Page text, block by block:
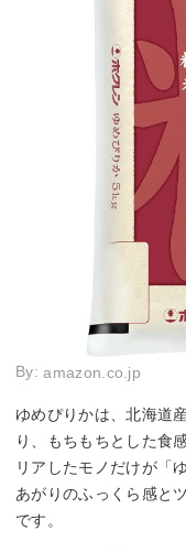
By:amazon.co.jp
ゆめぴりかは、北海道
り、もちもちとした食
リアしたモノだけが「
あがりのふっくら感と
です。